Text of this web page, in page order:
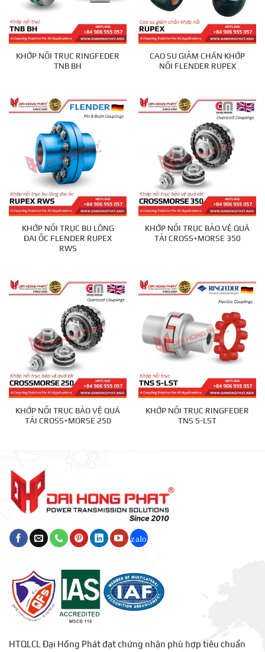
KHỚP NỐI TRỤC RINGFEDER
TNB BH
CAO SU GIẢM CHẤN KHỚP
NỐI FLENDER RUPEX
KHỚP NỐI TRỤC BU LÔNG
ĐAI ỐC FLENDER RUPEX
RWS
KHỚP NỐI TRỤC BẢO VỆ QUÁ
TẢI CROSS+MORSE 350
KHỚP NỐI TRỤC BẢO VỆ QUÁ
TẢI CROSS+MORSE 250
KHỚP NỐI TRỤC RINGFEDER
TNS S-LST
HTQLCL Đại Hồng Phát đạt chứng nhận phù hợp tiêu chuẩn